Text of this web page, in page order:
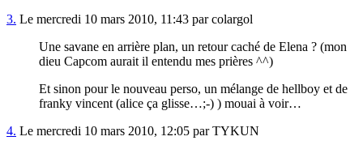
3. Le mercredi 10 mars 2010, 11:43 par colargol
Une savane en arrière plan, un retour caché de Elena ? (mon
dieu Capcom aurait il entendu mes prières ^^)
Et sinon pour le nouveau perso, un mélange de hellboy et de
franky vincent (alice ça glisse…;-) ) mouai à voir…
4. Le mercredi 10 mars 2010, 12:05 par TYKUN